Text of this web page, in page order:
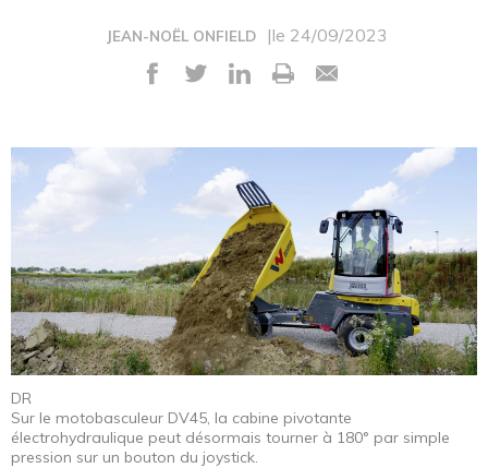
JEAN-NOËL ONFIELD |le 24/09/2023
DR
Sur le motobasculeur DV45, la cabine pivotante
électrohydraulique peut désormais tourner à 180° par simple
pression sur un bouton du joystick.